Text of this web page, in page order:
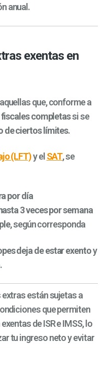
anual.
exentas en
que, conforme a
completassi se
de ciertos límites.
(LFT)y elSAT, se
por día
hasta 3 veces por semana
, según corresponda
deja de estar exentoy
están sujetas a
que permiten
de ISR e IMSS, lo
tu ingreso neto y evitar